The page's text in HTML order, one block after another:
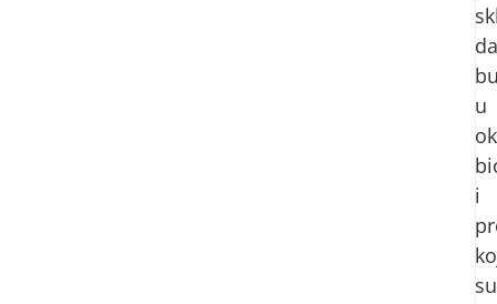
da
u
i
su